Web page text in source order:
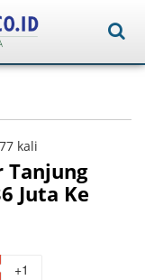
kali
Tanjung
Juta Ke
+1